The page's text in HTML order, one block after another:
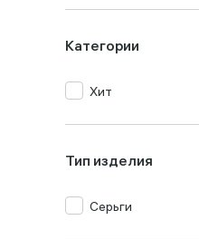
Категории
Хит
Тип изделия
Серьги